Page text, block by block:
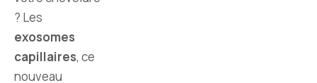
? Les
exosomes
capillaires, ce
nouveau